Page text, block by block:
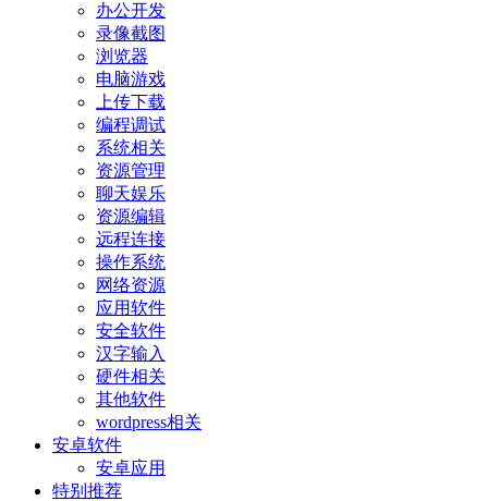
办公开发
录像截图
浏览器
电脑游戏
上传下载
编程调试
系统相关
资源管理
聊天娱乐
资源编辑
远程连接
操作系统
网络资源
应用软件
安全软件
汉字输入
硬件相关
其他软件
wordpress相关
安卓软件
安卓应用
特别推荐